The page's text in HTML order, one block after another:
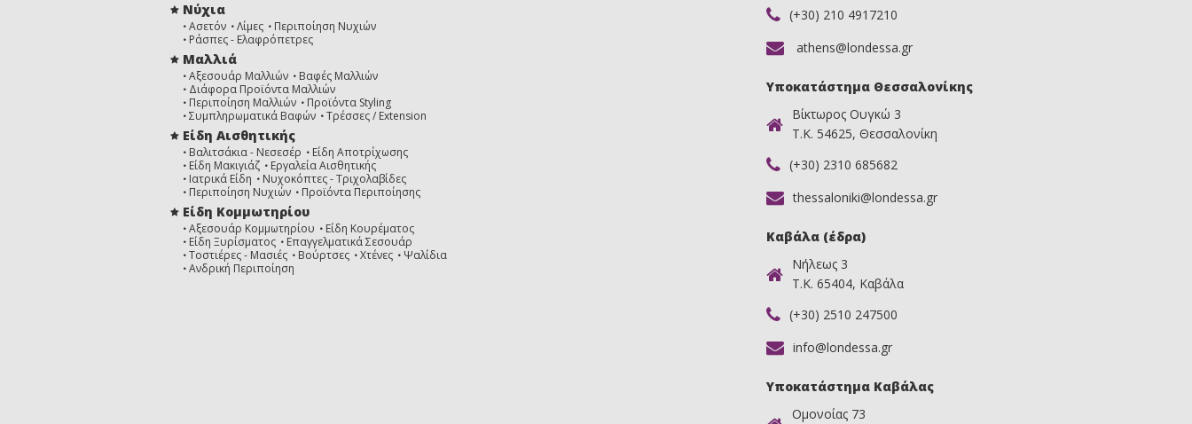
Νύχια
Ασετόν Λίμες
Περιποίηση Νυχιών
Ράσπες - Ελαφρόπετρες
Μαλλιά
Αξεσουάρ Μαλλιών
Βαφές Μαλλιών
Διάφορα Προϊόντα Μαλλιών
Περιποίηση Μαλλιών
Προϊόντα Styling
Συμπληρωματικά Βαφών
Τρέσσες / Extension
Είδη Αισθητικής
Βαλιτσάκια - Νεσεσέρ
Είδη Αποτρίχωσης
Είδη Μακιγιάζ
Εργαλεία Αισθητικής
Ιατρικά Είδη
Νυχοκόπτες - Τριχολαβίδες
Περιποίηση Νυχιών
Προϊόντα Περιποίησης
Είδη Κομμωτηρίου
Αξεσουάρ Κομμωτηρίου
Είδη Κουρέματος
Είδη Ξυρίσματος
Επαγγελματικά Σεσουάρ
Τοστιέρες - Μασιές
Βούρτσες Χτένες
Ψαλίδια
Ανδρική Περιποίηση
(+30) 210 4917210
athens@londessa.gr
Υποκατάστημα Θεσσαλονίκης
Βίκτωρος Ουγκώ 3
Τ.Κ. 54625, Θεσσαλονίκη
(+30) 2310 685682
thessaloniki@londessa.gr
Καβάλα (έδρα)
Νήλεως 3
Τ.Κ. 65404, Καβάλα
(+30) 2510 247500
info@londessa.gr
Υποκατάστημα Καβάλας
Ομονοίας 73